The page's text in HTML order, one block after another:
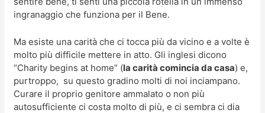
ingranaggio che funziona per il Bene.
Ma esiste una carità che ci tocca più da vicino e a volte è
molto più difficile mettere in atto. Gli inglesi dicono
“Charity begins at home” (la carità comincia da casa) e,
purtroppo, su questo gradino molti di noi inciampano.
Curare il proprio genitore ammalato o non più
autosufficiente ci costa molto di più, e ci sembra ci dia